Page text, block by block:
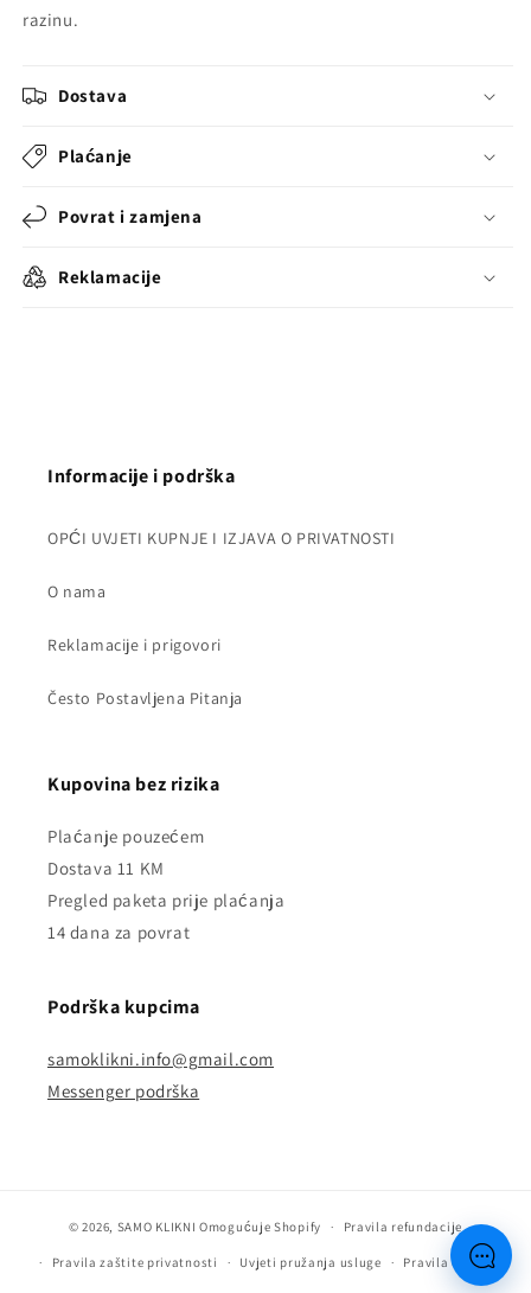
razinu.
Dostava
Plaćanje
Povrat i zamjena
Reklamacije
Informacije i podrška
OPĆI UVJETI KUPNJE I IZJAVA O PRIVATNOSTI
O nama
Reklamacije i prigovori
Često Postavljena Pitanja
Kupovina bez rizika
Plaćanje pouzećem
Dostava 11 KM
Pregled paketa prije plaćanja
14 dana za povrat
Podrška kupcima
samoklikni.info@gmail.com
Messenger podrška
© 2026, SAMO KLIKNI Omogućuje Shopify Pravila refundacije
Pravila zaštite privatnosti Uvjeti pružanja usluge Pravila dostave